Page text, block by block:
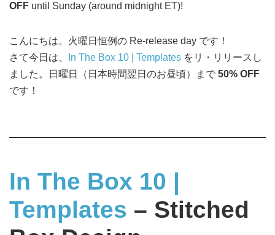
OFF until Sunday (around midnight ET)!
こんにちは。火曜日恒例の Re-release day です！
さて今日は、
In The Box 10 | Templates をリ・リリースし
ました。日曜日（日本時間翌日のお昼頃）まで 50% OFF
です！
In The Box 10 |
Templates – Stitched